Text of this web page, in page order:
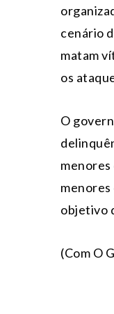
cenário
matam
os
O
menores
objetivo
(Com O